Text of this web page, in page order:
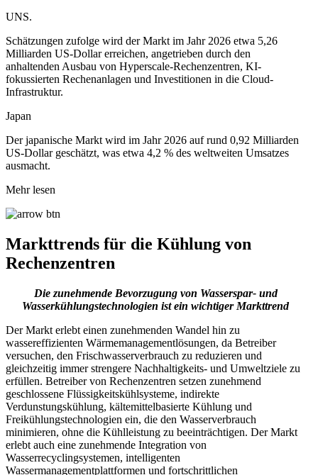
UNS.
Schätzungen zufolge wird der Markt im Jahr 2026 etwa 5,26
Milliarden US-Dollar erreichen, angetrieben durch den
anhaltenden Ausbau von Hyperscale-Rechenzentren, KI-
fokussierten Rechenanlagen und Investitionen in die Cloud-
Infrastruktur.
Japan
Der japanische Markt wird im Jahr 2026 auf rund 0,92 Milliarden
US-Dollar geschätzt, was etwa 4,2 % des weltweiten Umsatzes
ausmacht.
Mehr lesen
Markttrends für die Kühlung von
Rechenzentren
Die zunehmende Bevorzugung von Wasserspar- und
Wasserkühlungstechnologien ist ein wichtiger Markttrend
Der Markt erlebt einen zunehmenden Wandel hin zu
wassereffizienten Wärmemanagementlösungen, da Betreiber
versuchen, den Frischwasserverbrauch zu reduzieren und
gleichzeitig immer strengere Nachhaltigkeits- und Umweltziele zu
erfüllen. Betreiber von Rechenzentren setzen zunehmend
geschlossene Flüssigkeitskühlsysteme, indirekte
Verdunstungskühlung, kältemittelbasierte Kühlung und
Freikühlungstechnologien ein, die den Wasserverbrauch
minimieren, ohne die Kühlleistung zu beeinträchtigen. Der Markt
erlebt auch eine zunehmende Integration von
Wasserrecyclingsystemen, intelligenten
Wassermanagementplattformen und fortschrittlichen